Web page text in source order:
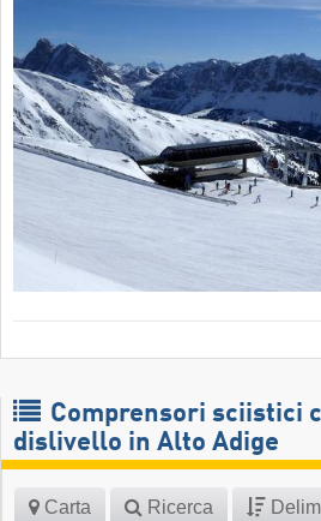
Comprensori sciistici
dislivello in Alto Adige
Carta Ricerca